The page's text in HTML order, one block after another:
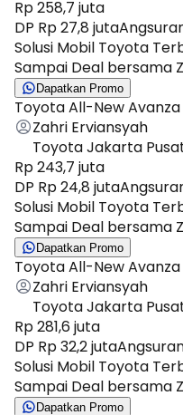
Rp 258,7 juta
DP Rp 27,8 juta
Solusi Mobil Toyota
Sampai Deal bersama
Dapatkan Promo
Toyota All-New Avanza
Zahri Erviansyah
Toyota Jakarta
Rp 243,7 juta
DP Rp 24,8 juta
Solusi Mobil Toyota
Sampai Deal bersama
Dapatkan Promo
Toyota All-New Avanza
Zahri Erviansyah
Toyota Jakarta
Rp 281,6 juta
DP Rp 32,2 juta
Solusi Mobil Toyota
Sampai Deal bersama
Dapatkan Promo